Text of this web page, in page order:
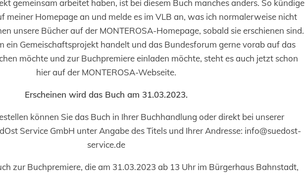
gemeinsam arbeitet haben, ist bei diesem Buch manches anders. So kündige
meiner Homepage an und melde es im VLB an, was ich normalerweise nicht
unsere Bücher auf der MONTEROSA-Homepage, sobald sie erschienen sind.
ein Gemeischaftsprojekt handelt und das Bundesforum gerne vorab auf das
möchte und zur Buchpremiere einladen möchte, steht es auch jetzt schon
hier auf der MONTEROSA-Webseite.
Erscheinen wird das Buch am 31.03.2023.
können Sie das Buch in Ihrer Buchhandlung oder direkt bei unserer
Service GmbH unter Angabe des Titels und Ihrer Andresse: info@suedost-
service.de
zur Buchpremiere, die am 31.03.2023 ab 13 Uhr im Bürgerhaus Bahnstadt,